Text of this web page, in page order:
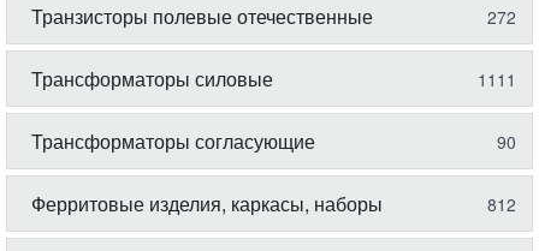
Транзисторы полевые отечественные 272
Трансформаторы силовые 1111
Трансформаторы согласующие 90
Ферритовые изделия, каркасы, наборы 812